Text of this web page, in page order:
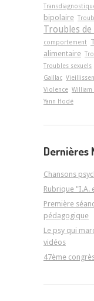
bipolaire
Troubles
comportement
alimentaire
Troubles sexuels
Gaillac
Violence
Yann Hodé
Dernières
Chansons
Rubrique "I.A.
Première
pédagogique
Le psy qui
vidéos
47ème